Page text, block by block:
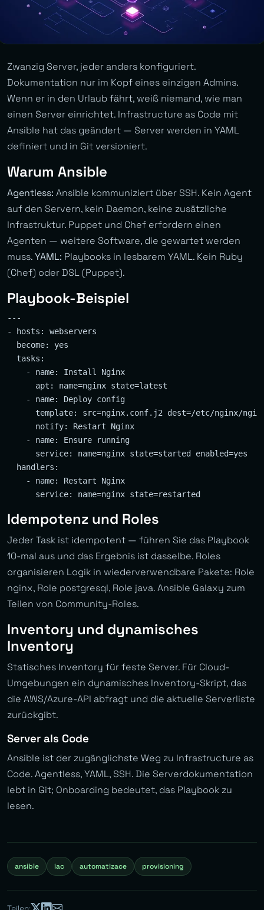
Zwanzig Server, jeder anders konfiguriert.
Dokumentation nur im Kopf eines einzigen Admins.
Wenn er in den Urlaub fährt, weiß niemand, wie man
einen Server einrichtet. Infrastructure as Code mit
Ansible hat das geändert — Server werden in YAML
definiert und in Git versioniert.
Warum Ansible
Agentless: Ansible kommuniziert über SSH. Kein Agent
auf den Servern, kein Daemon, keine zusätzliche
Infrastruktur. Puppet und Chef erfordern einen
Agenten — weitere Software, die gewartet werden
muss.YAML: Playbooks in lesbarem YAML. Kein Ruby
(Chef) oder DSL (Puppet).
Playbook-Beispiel
---
- hosts: webservers
  become: yes
  tasks:
    - name: Install Nginx
      apt: name=nginx state=latest
    - name: Deploy config
template: src=nginx.conf.j2 dest=/etc/nginx/
      notify: Restart Nginx
    - name: Ensure running
      service: name=nginx state=started enabled=yes
  handlers:
    - name: Restart Nginx
Idempotenz und Roles
Jeder Task ist idempotent — führen Sie das Playbook
10-mal aus und das Ergebnis ist dasselbe. Roles
organisieren Logik in wiederverwendbare Pakete: Role
nginx, Role postgresql, Role java. Ansible Galaxy zum
Teilen von Community-Roles.
Inventory und dynamisches
Inventory
Statisches Inventory für feste Server. Für Cloud-
Umgebungen ein dynamisches Inventory-Skript, das
die AWS/Azure-API abfragt und die aktuelle Serverliste
zurückgibt.
Server als Code
Ansible ist der zugänglichste Weg zu Infrastructure as
Code. Agentless, YAML, SSH. Die Serverdokumentation
lebt in Git; Onboarding bedeutet, das Playbook zu
lesen.
ansible iac automatizace provisioning